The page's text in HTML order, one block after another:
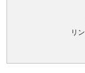
リ